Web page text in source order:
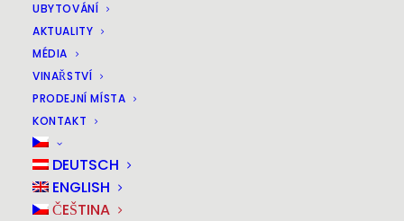
UBYTOVÁNÍ
AKTUALITY
MÉDIA
VINAŘSTVÍ
PRODEJNÍ MÍSTA
KONTAKT
DEUTSCH
ENGLISH
ČEŠTINA